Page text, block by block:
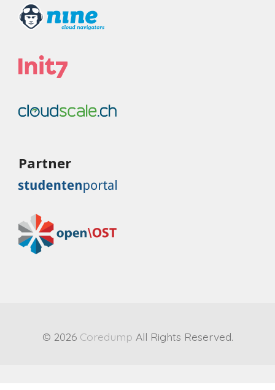
Partner
© 2026 Coredump All Rights Reserved.